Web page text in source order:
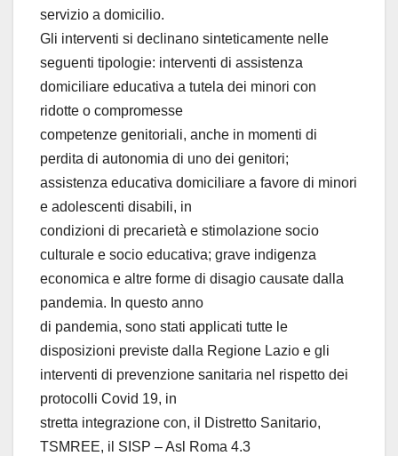
servizio a domicilio.
Gli interventi si declinano sinteticamente nelle
seguenti tipologie: interventi di assistenza
domiciliare educativa a tutela dei minori con
ridotte o compromesse
competenze genitoriali, anche in momenti di
perdita di autonomia di uno dei genitori;
assistenza educativa domiciliare a favore di minori
e adolescenti disabili, in
condizioni di precarietà e stimolazione socio
culturale e socio educativa; grave indigenza
economica e altre forme di disagio causate dalla
pandemia. In questo anno
di pandemia, sono stati applicati tutte le
disposizioni previste dalla Regione Lazio e gli
interventi di prevenzione sanitaria nel rispetto dei
protocolli Covid 19, in
stretta integrazione con, il Distretto Sanitario,
TSMREE, il SISP – Asl Roma 4.3